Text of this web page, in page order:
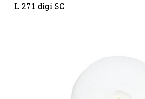
L 271 digi SC